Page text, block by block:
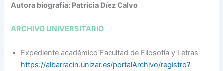
Autora biografía: Patricia Díez Calvo
ARCHIVO UNIVERSITARIO
Expediente académico Facultad de Filosofía y Letras
https://albarracin.unizar.es/portalArchivo/registro?